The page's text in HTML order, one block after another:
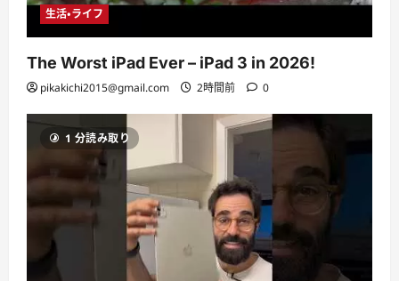
生活・ライフ
The Worst iPad Ever – iPad 3 in 2026!
pikakichi2015@gmail.com 2時間前 0
1 分読み取り